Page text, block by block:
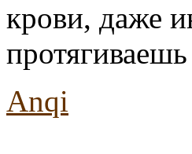
крови, даже
протягиваешь
Anqi